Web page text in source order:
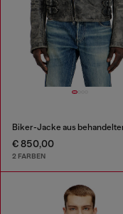
€ 850,00
2 FARBEN